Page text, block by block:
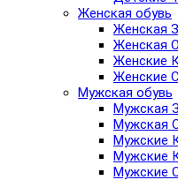
Женская обувь
Женская
Женская
Женские
Женские
Мужская обувь
Мужская
Мужская
Мужские
Мужские
Мужские